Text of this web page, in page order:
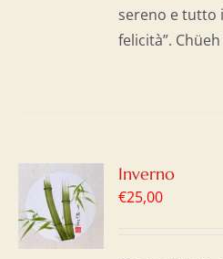
sereno e tutto
felicità”. Chüeh
Inverno
€25,00